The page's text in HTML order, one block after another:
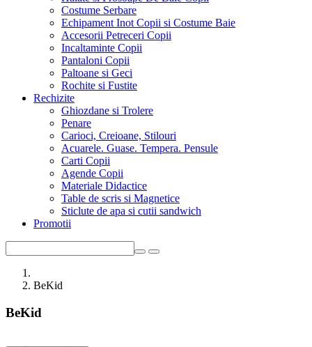
Costume Serbare
Echipament Inot Copii si Costume Baie
Accesorii Petreceri Copii
Incaltaminte Copii
Pantaloni Copii
Paltoane si Geci
Rochite si Fustite
Rechizite
Ghiozdane si Trolere
Penare
Carioci, Creioane, Stilouri
Acuarele. Guase. Tempera. Pensule
Carti Copii
Agende Copii
Materiale Didactice
Table de scris si Magnetice
Sticlute de apa si cutii sandwich
Promotii
BeKid
BeKid